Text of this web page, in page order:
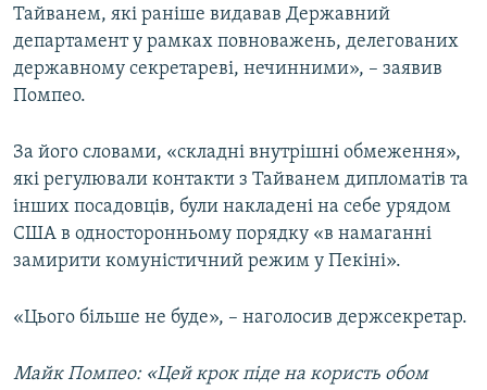
Усі сайти RFE/RL
Тайванем, які раніше видавав Державний
департамент у рамках повноважень, делегованих
державному секретареві, нечинними», – заявив
Помпео.
За його словами, «складні внутрішні обмеження»,
які регулювали контакти з Тайванем дипломатів та
інших посадовців, були накладені на себе урядом
США в односторонньому порядку «в намаганні
замирити комуністичний режим у Пекіні».
«Цього більше не буде», – наголосив держсекретар.
Майк Помпео: «Цей крок піде на користь обом